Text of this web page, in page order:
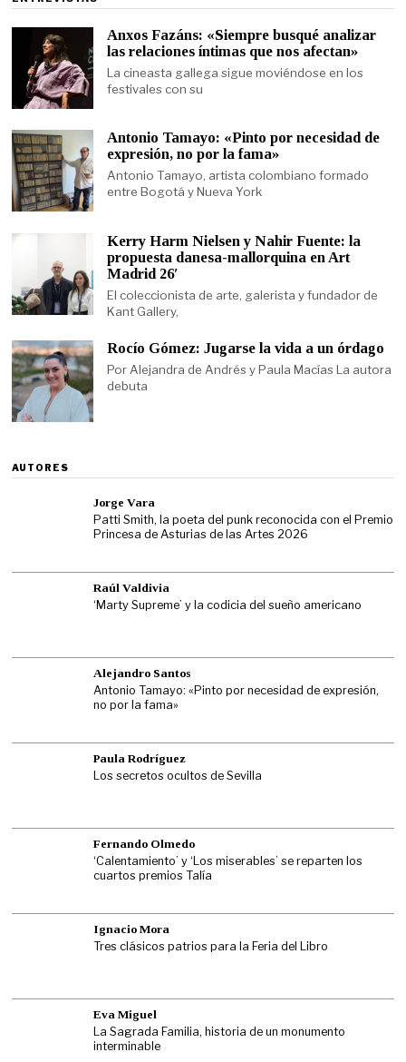
Anxos Fazáns: «Siempre busqué analizar
las relaciones íntimas que nos afectan»
La cineasta gallega sigue moviéndose en los
festivales con su
Antonio Tamayo: «Pinto por necesidad de
expresión, no por la fama»
Antonio Tamayo, artista colombiano formado
entre Bogotá y Nueva York
Kerry Harm Nielsen y Nahir Fuente: la
propuesta danesa-mallorquina en Art
Madrid 26′
El coleccionista de arte, galerista y fundador de
Kant Gallery,
Rocío Gómez: Jugarse la vida a un órdago
Por Alejandra de Andrés y Paula Macías La autora
debuta
AUTORES
Jorge Vara
Patti Smith, la poeta del punk reconocida con el Premio
Princesa de Asturias de las Artes 2026
Raúl Valdivia
‘Marty Supreme’ y la codicia del sueño americano
Alejandro Santos
Antonio Tamayo: «Pinto por necesidad de expresión,
no por la fama»
Paula Rodríguez
Los secretos ocultos de Sevilla
Fernando Olmedo
‘Calentamiento’ y ‘Los miserables’ se reparten los
cuartos premios Talía
Ignacio Mora
Tres clásicos patrios para la Feria del Libro
Eva Miguel
La Sagrada Familia, historia de un monumento
interminable